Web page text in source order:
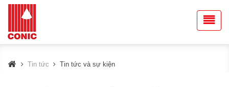
Tin tức Tin tức và sự kiện